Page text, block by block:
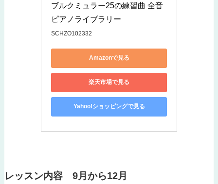
ブルクミュラー25の練習曲 全音
ピアノライブラリー
SCHZO102332
Amazonで見る
楽天市場で見る
Yahoo!ショッピングで見る
レッスン内容 9月から12月